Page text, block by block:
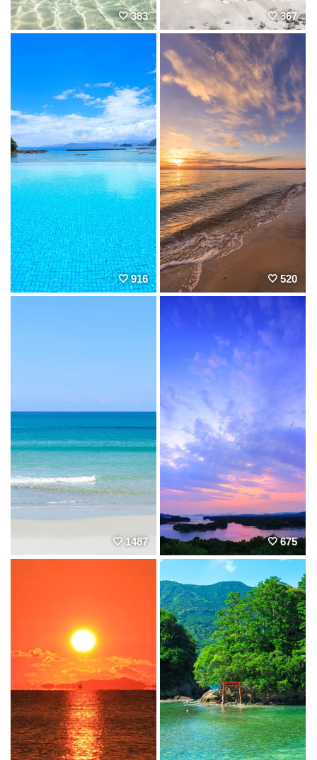
383 367
916 520
1487 675